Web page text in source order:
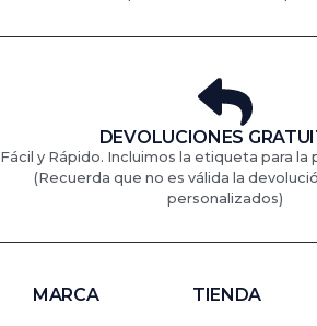
DEVOLUCIONES
Fácil y Rápido. Incluimos la etiqueta para la
(Recuerda que no es válida la
personalizados)
MARCA TIENDA